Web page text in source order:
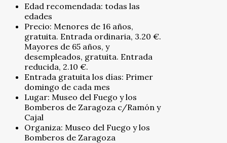
Edad recomendada: todas las
edades
Precio: Menores de 16 años,
gratuita. Entrada ordinaria, 3.20 €.
Mayores de 65 años, y
desempleados, gratuita. Entrada
reducida, 2.10 €.
Entrada gratuita los días: Primer
domingo de cada mes
Lugar: Museo del Fuego y los
Bomberos de Zaragoza c/Ramón y
Cajal
Organiza: Museo del Fuego y los
Bomberos de Zaragoza